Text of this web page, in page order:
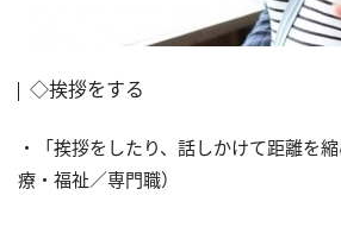
◇挨拶をする
・「挨拶をしたり、話しかけて距離を
療・福祉／専門職）